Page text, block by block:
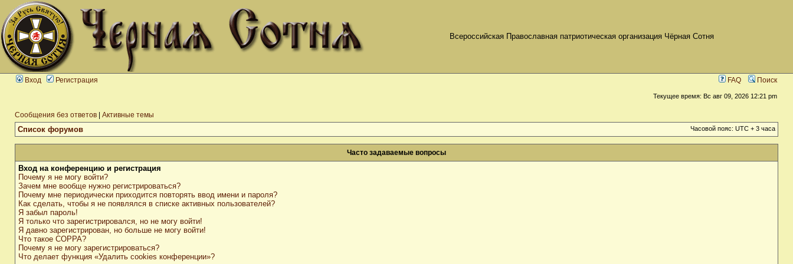
Всероссийская Православная патриотическая организация Чёрная Сотня
Вход Регистрация FAQ Поиск
Текущее время: Вс авг 09, 2026 12:21 pm
Сообщения без ответов Активные темы
Список форумов Часовой пояс: UTC + 3 часа
Часто задаваемые вопросы
Вход на конференцию и регистрация
Почему я не могу войти?
Зачем мне вообще нужно регистрироваться?
Почему мне периодически приходится повторять ввод имени и пароля?
Как сделать, чтобы я не появлялся в списке активных пользователей?
Я забыл пароль!
Я только что зарегистрировался, но не могу войти!
Я давно зарегистрирован, но больше не могу войти!
Что такое COPPA?
Почему я не могу зарегистрироваться?
Что делает функция «Удалить cookies конференции»?